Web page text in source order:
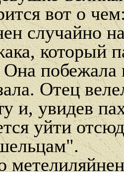
вот о
случайно
который
побежала
Отец
и, увидев
уйти